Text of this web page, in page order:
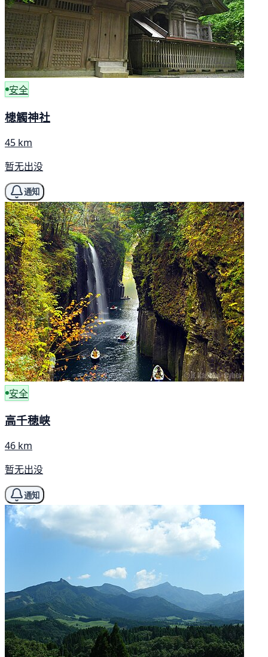
安全
槵觸神社
45 km
暂无出没
通知
安全
高千穂峡
46 km
暂无出没
通知